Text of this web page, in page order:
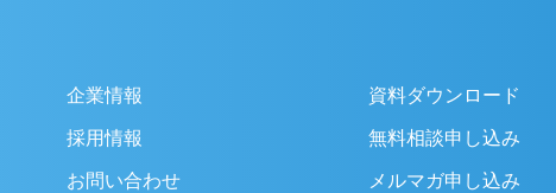
企業情報
採用情報
お問い合わせ
資料ダウンロード
無料相談申し込み
メルマガ申し込み